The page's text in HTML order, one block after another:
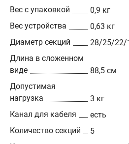
Вес с упаковкой
0,9 кг
Вес устройства
0,63 кг
Диаметр секций
28/25/
Длина в сложенном
виде
88,5 см
Допустимая
нагрузка
3 кг
Канал для кабеля
есть
Количество секций
5